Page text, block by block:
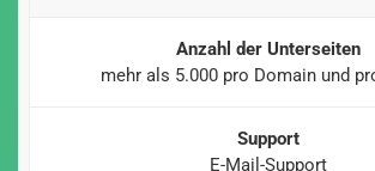
Anzahl der Unterseiten
mehr als 5.000 pro Domain und
Support
E-Mail-Support